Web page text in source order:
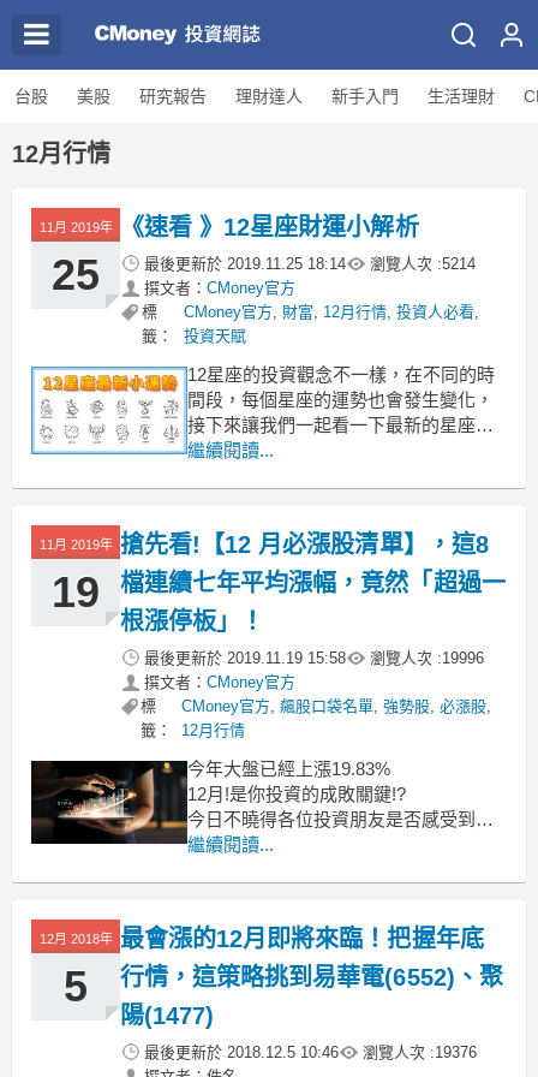
台股 美股 研究報告 理財達人 新手入門 生活理財
12月行情
11月 2019年
25
《速看 》12星座財運小解析
最後更新於 2019.11.25 18:14 瀏覽人次 :5214
撰文者： CMoney官方
標
籤：
CMoney官方, 財富, 12月行情, 投資人必看,
投資天賦
12星座的投資觀念不一樣，在不同的時
間段，每個星座的運勢也會發生變化，
接下來讓我們一起看一下最新的星座運
勢，看看自己在12月有沒有賺錢的機會
繼續閱讀...
11月 2019年
19
搶先看!【12 月必漲股清單】，這8
檔連續七年平均漲幅，竟然「超過一
根漲停板」！
最後更新於 2019.11.19 15:58 瀏覽人次 :19996
撰文者： CMoney官方
標
籤：
CMoney官方, 飆股口袋名單, 強勢股, 必漲股,
12月行情
今年大盤已經上漲19.83%
12月!是你投資的成敗關鍵!?
今日不曉得各位投資朋友是否感受到冬
天的腳步
是目前許多人最大的難題
繼續閱讀...
12月 2018年
5
最會漲的12月即將來臨！把握年底
行情，這策略挑到易華電(6552)、聚
陽(1477)
最後更新於 2018.12.5 10:46 瀏覽人次 :19376